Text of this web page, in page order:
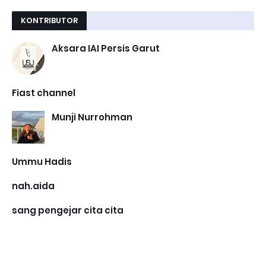
KONTRIBUTOR
Aksara IAI Persis Garut
Fiast channel
Munji Nurrohman
Ummu Hadis
nah.aida
sang pengejar cita cita